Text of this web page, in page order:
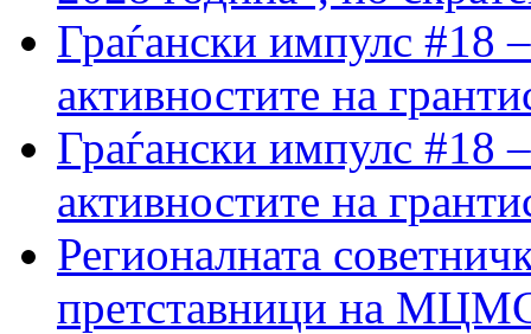
Граѓански импулс #18
активностите на
Граѓански импулс #18
активностите на
Регионалната
претставници на МЦМС